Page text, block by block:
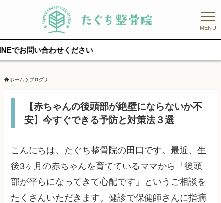
MENU
わせください
ホーム ブログ
【赤ちゃんの後頭部が絶壁にならないか不
安】今すぐできる予防と対策法３選
こんにちは、たぐち整骨院の田口です。最近、生
後3ヶ月の赤ちゃんを育てているママから「後頭
部が平らになってきて心配です」というご相談を
たくさんいただきます。健診で保健師さんに指摘